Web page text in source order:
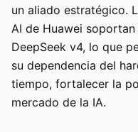
un aliado estratégico.
AI de Huawei
DeepSeek v4, lo que
su dependencia del
tiempo, fortalecer la
mercado de la IA.